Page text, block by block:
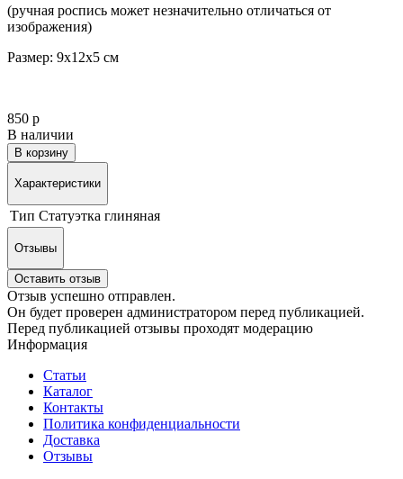
(ручная роспись может незначительно отличаться от
изображения)
Размер: 9х12х5 см
850 р
В наличии
В корзину
Характеристики
Тип Статуэтка глиняная
Отзывы
Оставить отзыв
Отзыв успешно отправлен.
Он будет проверен администратором перед публикацией.
Перед публикацией отзывы проходят модерацию
Информация
Статьи
Каталог
Контакты
Политика конфиденциальности
Доставка
Отзывы